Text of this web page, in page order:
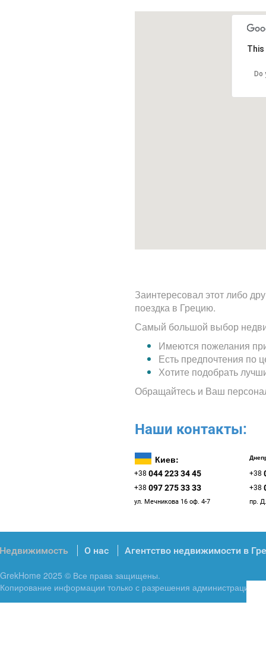
This
Заинтересовал этот либо
поездка в Грецию.
Самый большой выбор
Имеются пожелания
Есть предпочтения по
Хотите подобрать
Обращайтесь и Ваш
Наши контакты:
Киев:
+38 044 223 34 45 +38
+38 097 275 33 33 +38
ул. Мечникова 16 оф. 4-7 пр.
Недвижимость О нас Агентство недвижимости в
GrekHome 2025 © Все права защищены.
Копирование информации только с разрешения администрации.